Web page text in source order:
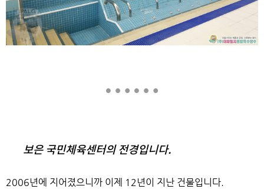
……
보은 국민체육센터의 전경입니다.
2006년에 지어졌으니까 이제 12년이 지난 건물입니다.